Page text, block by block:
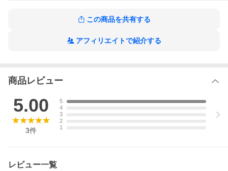
この商品を共有する
アフィリエイトで紹介する
商品レビュー
5.00
3件
5
4
3
2
1
レビュー一覧